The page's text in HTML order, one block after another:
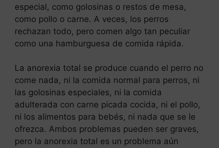
especial, como golosinas o restos de mesa,
como pollo o carne. A veces, los perros
rechazan todo, pero comen algo tan peculiar
como una hamburguesa de comida rápida.
La anorexia total se produce cuando el perro no
come nada, ni la comida normal para perros, ni
las golosinas especiales, ni la comida
adulterada con carne picada cocida, ni el pollo,
ni los alimentos para bebés, ni nada que se le
ofrezca. Ambos problemas pueden ser graves,
pero la anorexia total es un problema aún